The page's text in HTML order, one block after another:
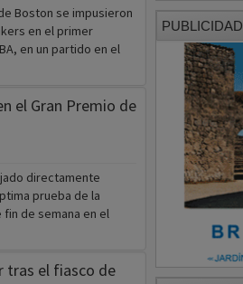
Boston se impusieron
en el primer
en un partido en el
el Gran Premio de
directamente
prueba de la
de semana en el
tras el fiasco de
PUBLICIDAD